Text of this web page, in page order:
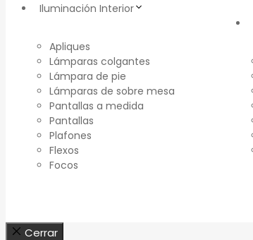
Iluminación Interior
Apliques
Lámparas colgantes
Lámpara de pie
Lámparas de sobre mesa
Pantallas a medida
Pantallas
Plafones
Flexos
Focos
Cerrar